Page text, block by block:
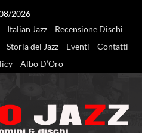
2026
Italian Jazz
Recensione Dischi
Storia del Jazz Eventi
Contatti
Albo D’Oro